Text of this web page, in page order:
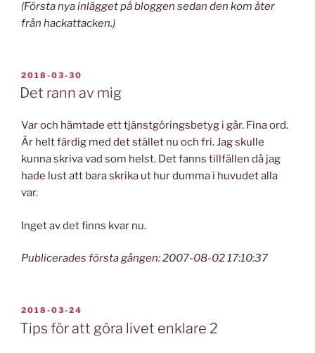
(Första nya inlägget på bloggen sedan den kom åter
från hackattacken.)
PUBLICERAT
2018-03-30
Det rann av mig
Var och hämtade ett tjänstgöringsbetyg i går. Fina ord.
Är helt färdig med det stället nu och fri. Jag skulle
kunna skriva vad som helst. Det fanns tillfällen då jag
hade lust att bara skrika ut hur dumma i huvudet alla
var.
Inget av det finns kvar nu.
Publicerades första gången: 2007-08-02 17:10:37
PUBLICERAT
2018-03-24
Tips för att göra livet enklare 2